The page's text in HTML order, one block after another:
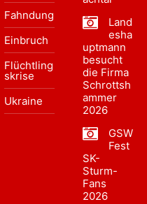
Fahndung
Einbruch
Flüchtling
skrise
Ukraine
Land
esha
uptmann
besucht
die Firma
Schrottsh
ammer
2026
GSW
Fest
SK-
Sturm-
Fans
2026